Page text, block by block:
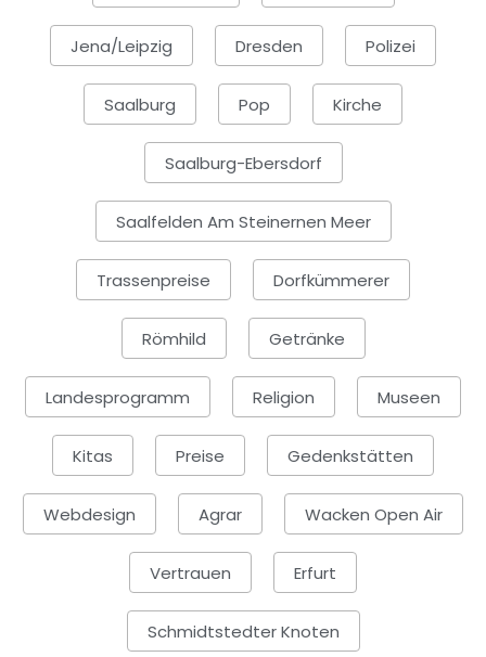
Jena/Leipzig Dresden Polizei
Saalburg Pop Kirche
Saalburg-Ebersdorf
Saalfelden Am Steinernen Meer
Trassenpreise Dorfkümmerer
Römhild Getränke
Landesprogramm Religion Museen
Kitas Preise Gedenkstätten
Webdesign Agrar Wacken Open Air
Vertrauen Erfurt
Schmidtstedter Knoten